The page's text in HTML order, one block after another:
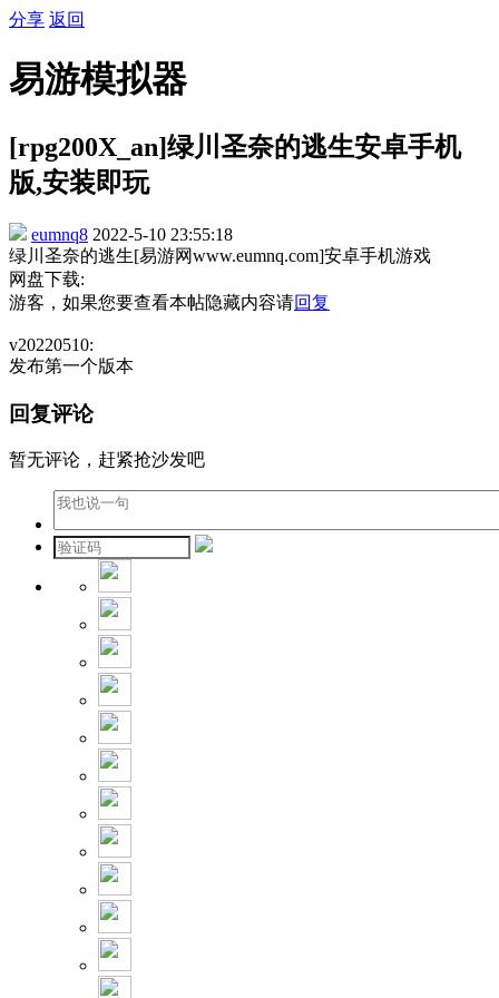
分享 返回
易游模拟器
[rpg200X_an]绿川圣奈的逃生安卓手机
版,安装即玩
eumnq8 2022-5-10 23:55:18
绿川圣奈的逃生[易游网www.eumnq.com]安卓手机游戏
网盘下载:
游客，如果您要查看本帖隐藏内容请回复
v20220510:
发布第一个版本
回复评论
暂无评论，赶紧抢沙发吧